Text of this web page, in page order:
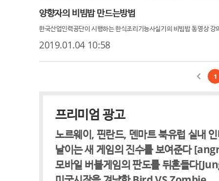
양향자의 비빔밥 만드는방법
한국산업인력공단이 시행하는 한식조리기능사실기의 비빔밥 동영상 강
2019.01.04 10:58
1
프리미엄 광고
노르웨이, 핀란드, 덴마트 북유럽 실내
날이는 새 게임의 진수를 보여준다
모바일 버블게임의 판도를 뒤흔들다